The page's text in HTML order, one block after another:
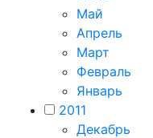
Май
Апрель
Март
Февраль
Январь
2011
Декабрь